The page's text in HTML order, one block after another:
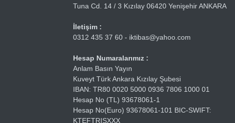
Tuna Cd. 14 / 3 Kızılay 06420 Yenişehir ANKARA
İletişim :
0312 435 37 60 - iktibas@yahoo.com
Hesap Numaralarımız :
Anlam Basın Yayın
Kuveyt Türk Ankara Kızılay Şubesi
IBAN: TR80 0020 5000 0936 7806 1000 01
Hesap No (TL) 93678061-1
Hesap No(Euro) 93678061-101 BIC-SWIFT:
KTEFTRISXXX